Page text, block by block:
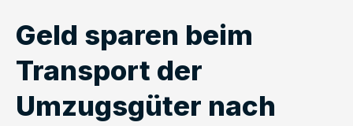
Geld sparen beim
Transport der
Umzugsgüter nach